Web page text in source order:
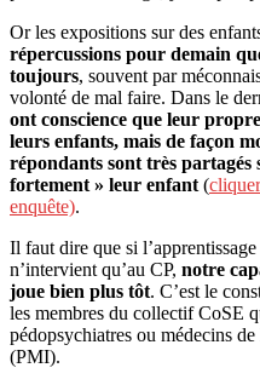
Or les expositions sur des
répercussions pour demain
toujours, souvent par
volonté de mal faire. Dans le
ont conscience que leur
leurs enfants, mais de façon
répondants sont très partagés
fortement » leur enfant (
enquête).
Il faut dire que si
n’intervient qu’au CP, notre
joue bien plus tôt. C’est le
les membres du collectif CoSE
pédopsychiatres ou médecins
(PMI).